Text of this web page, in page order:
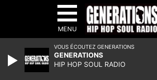
MENU
VOUS ÉCOUTEZ GENERATIONS
GENERATIONS
HIP HOP SOUL RADIO